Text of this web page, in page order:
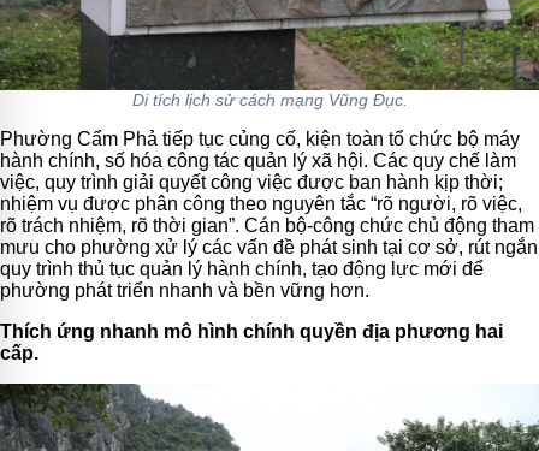
Di tích lịch sử cách mạng Vũng Đục.
Phường Cẩm Phả tiếp tục củng cố, kiện toàn tổ chức bộ máy
hành chính, số hóa công tác quản lý xã hội. Các quy chế làm
việc, quy trình giải quyết công việc được ban hành kịp thời;
nhiệm vụ được phân công theo nguyên tắc “rõ người, rõ việc,
rõ trách nhiệm, rõ thời gian”. Cán bộ-công chức chủ động tham
mưu cho phường xử lý các vấn đề phát sinh tại cơ sở, rút ngắn
quy trình thủ tục quản lý hành chính, tạo động lực mới để
phường phát triển nhanh và bền vững hơn.
Thích ứng nhanh mô hình chính quyền địa phương hai
cấp.